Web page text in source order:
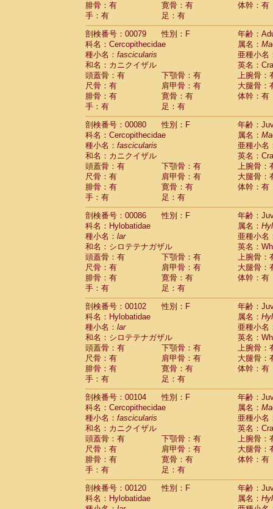
腓骨：有
寛骨：有
体幹：有
手：有
足：有
剖検番号：00079
性別：F
年齢：
科名：Cercopithecidae
属名：
種小名： fascicularis
亜種小名
和名：カニクイザル
英名：
頭蓋骨：有
下顎骨：有
上腕骨：
尺骨：有
肩甲骨：有
大腿骨：
腓骨：有
寛骨：有
体幹：有
手：有
足：有
剖検番号：00080
性別：F
年齢：
科名：Cercopithecidae
属名：
種小名： fascicularis
亜種小名
和名：カニクイザル
英名：
頭蓋骨：有
下顎骨：有
上腕骨：
尺骨：有
肩甲骨：有
大腿骨：
腓骨：有
寛骨：有
体幹：有
手：有
足：有
剖検番号：00086
性別：F
年齢：
科名：Hylobatidae
属名：
種小名： lar
亜種小名
和名：シロテテナガザル
英名：
頭蓋骨：有
下顎骨：有
上腕骨：
尺骨：有
肩甲骨：有
大腿骨：
腓骨：有
寛骨：有
体幹：有
手：有
足：有
剖検番号：00102
性別：F
年齢：
科名：Hylobatidae
属名：
種小名： lar
亜種小名
和名：シロテテナガザル
英名：
頭蓋骨：有
下顎骨：有
上腕骨：
尺骨：有
肩甲骨：有
大腿骨：
腓骨：有
寛骨：有
体幹：有
手：有
足：有
剖検番号：00104
性別：F
年齢：
科名：Cercopithecidae
属名：
種小名： fascicularis
亜種小名
和名：カニクイザル
英名：
頭蓋骨：有
下顎骨：有
上腕骨：
尺骨：有
肩甲骨：有
大腿骨：
腓骨：有
寛骨：有
体幹：有
手：有
足：有
剖検番号：00120
性別：F
年齢：
科名：Hylobatidae
属名：